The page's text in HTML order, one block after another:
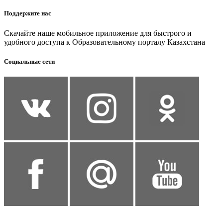
Поддержите нас
Скачайте наше мобильное приложение для быстрого и
удобного доступа к Образовательному порталу Казахстана
Социальные сети